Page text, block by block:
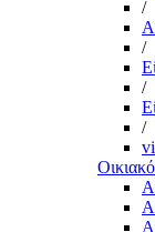
/
/
/
/